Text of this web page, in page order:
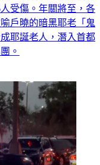
受傷。年關將至，各
戶曉的暗黑耶老「鬼
耶誕老人，潛入首都
。